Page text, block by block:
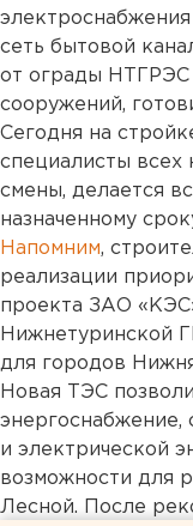
сеть бытовой
от ограды НТГРЭС
сооружений,
Сегодня на
специалисты всех
смены, делается
назначенному
Напомним,
реализации
проекта ЗАО
Нижнетуринской
для городов
Новая ТЭС
энергоснабжение,
и электрической
возможности для
Лесной. После